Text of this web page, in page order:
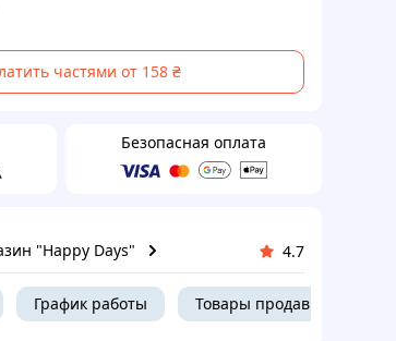
частями от 158 ₴
Безопасная оплата
"Happy Days" 4.7
График работы Товары продавца